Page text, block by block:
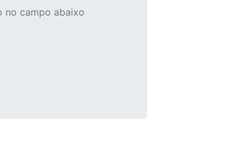
no campo abaixo